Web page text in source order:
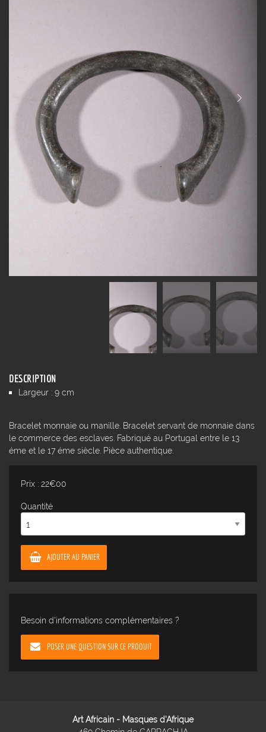
DESCRIPTION
Largeur : 9 cm
Bracelet monnaie ou manille. Bracelet servant de monnaie dans
le commerce des esclaves. Fabriqué au Portugal entre le 13
éme et le 17 éme siècle. Pièce authentique.
Prix : 22€00
Quantité
AJOUTER AU PANIER
Besoin d'informations complémentaires ?
POSER UNE QUESTION SUR CE PRODUIT
Art Africain - Masques d'Afrique